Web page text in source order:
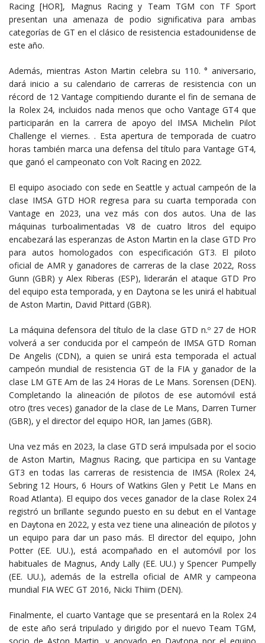
Racing [HOR], Magnus Racing y Team TGM con TF Sport
presentan una amenaza de podio significativa para ambas
categorías de GT en el clásico de resistencia estadounidense de
este año.
Además, mientras Aston Martin celebra su 110. ° aniversario,
dará inicio a su calendario de carreras de resistencia con un
récord de 12 Vantage compitiendo durante el fin de semana de
la Rolex 24, incluidos nada menos que ocho Vantage GT4 que
participarán en la carrera de apoyo del IMSA Michelin Pilot
Challenge el viernes. . Esta apertura de temporada de cuatro
horas también marca una defensa del título para Vantage GT4,
que ganó el campeonato con Volt Racing en 2022.
El equipo asociado con sede en Seattle y actual campeón de la
clase IMSA GTD HOR regresa para su cuarta temporada con
Vantage en 2023, una vez más con dos autos. Una de las
máquinas turboalimentadas V8 de cuatro litros del equipo
encabezará las esperanzas de Aston Martin en la clase GTD Pro
para autos homologados con especificación GT3. El piloto
oficial de AMR y ganadores de carreras de la clase 2022, Ross
Gunn (GBR) y Alex Riberas (ESP), liderarán el ataque GTD Pro
del equipo esta temporada, y en Daytona se les unirá el habitual
de Aston Martin, David Pittard (GBR).
La máquina defensora del título de la clase GTD n.º 27 de HOR
volverá a ser conducida por el campeón de IMSA GTD Roman
De Angelis (CDN), a quien se unirá esta temporada el actual
campeón mundial de resistencia GT de la FIA y ganador de la
clase LM GTE Am de las 24 Horas de Le Mans. Sorensen (DEN).
Completando la alineación de pilotos de ese automóvil está
otro (tres veces) ganador de la clase de Le Mans, Darren Turner
(GBR), y el director del equipo HOR, Ian James (GBR).
Una vez más en 2023, la clase GTD será impulsada por el socio
de Aston Martin, Magnus Racing, que participa en su Vantage
GT3 en todas las carreras de resistencia de IMSA (Rolex 24,
Sebring 12 Hours, 6 Hours of Watkins Glen y Petit Le Mans en
Road Atlanta). El equipo dos veces ganador de la clase Rolex 24
registró un brillante segundo puesto en su debut en el Vantage
en Daytona en 2022, y esta vez tiene una alineación de pilotos y
un equipo para dar un paso más. El director del equipo, John
Potter (EE. UU.), está acompañado en el automóvil por los
habituales de Magnus, Andy Lally (EE. UU.) y Spencer Pumpelly
(EE. UU.), además de la estrella oficial de AMR y campeona
mundial FIA WEC GT 2016, Nicki Thiim (DEN).
Finalmente, el cuarto Vantage que se presentará en la Rolex 24
de este año será tripulado y dirigido por el nuevo Team TGM,